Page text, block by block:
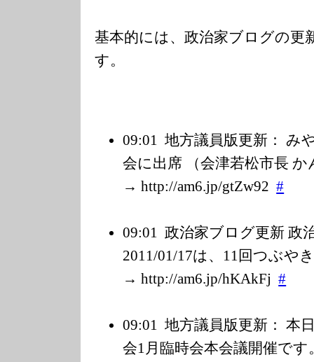
基本的には、政治家ブログの更
す。
09:01 地方議員版更新： み
会に出席 （会津若松市長
→ http://am6.jp/gtZw92 #
09:01 政治家ブログ更新
2011/01/17は、11回つぶや
→ http://am6.jp/hKAkFj #
09:01 地方議員版更新： 本
会1月臨時会本会議開催で